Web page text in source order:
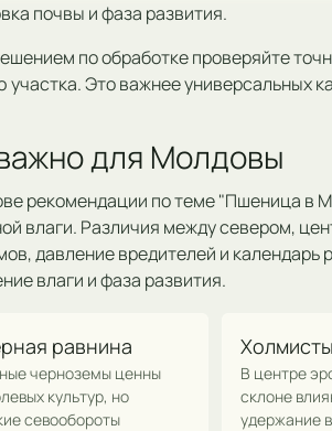
почвы и фаза развития.
по обработке проверяйте
участка. Это важнее универсальных
для Молдовы
рекомендации по теме "Пшеница в
влаги. Различия между севером,
давление вредителей и
влаги и фаза развития.
равнина
черноземы ценны
культур, но
севообороты
В центре
склоне
удержание